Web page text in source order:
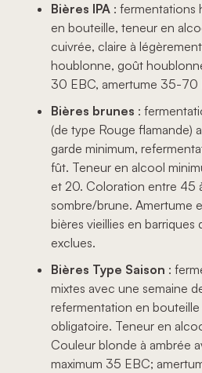
Bières IPA : fermentations
en bouteille, teneur en
cuivrée, claire à
houblonne, goût
30 EBC, amertume 35-70
Bières brunes :
(de type Rouge flamande)
garde minimum,
fût. Teneur en alcool
et 20. Coloration entre 45
sombre/brune. Amertume
bières vieillies en barriques
exclues.
Bières Type Saison :
mixtes avec une semaine
refermentation en
obligatoire. Teneur en
Couleur blonde à ambrée
maximum 35 EBC;